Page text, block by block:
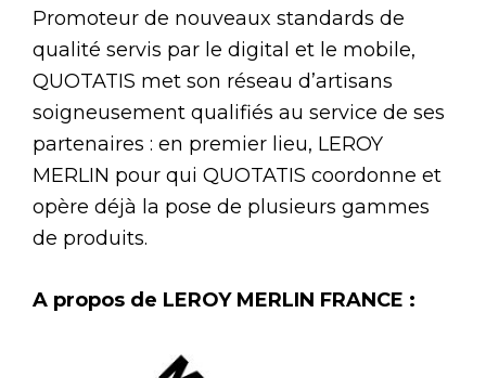
Promoteur de nouveaux standards de
qualité servis par le digital et le mobile,
QUOTATIS met son réseau d’artisans
soigneusement qualifiés au service de ses
partenaires : en premier lieu, LEROY
MERLIN pour qui QUOTATIS coordonne et
opère déjà la pose de plusieurs gammes
de produits.
A propos de LEROY MERLIN FRANCE :